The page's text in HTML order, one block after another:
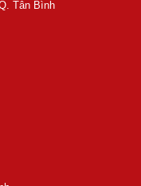
Tân Bình